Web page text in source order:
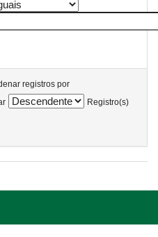
registros por
Registro(s)